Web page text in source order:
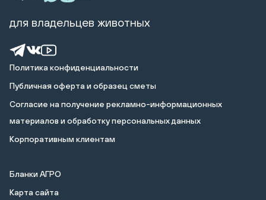
Политика конфиденциальности
Публичная оферта и образец сметы
Cогласие на получение рекламно-информационных
материалов и обработку персональных данных
Корпоративным клиентам
Бланки АГРО
Карта сайта
для владельцев животных